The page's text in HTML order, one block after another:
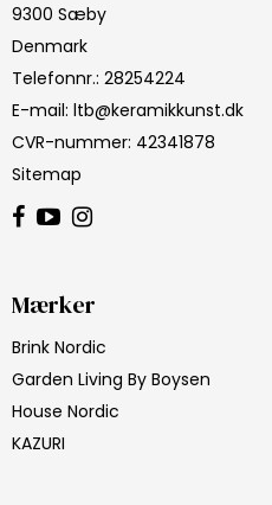
9300 Sæby
Denmark
Telefonnr.: 28254224
E-mail: ltb@keramikkunst.dk
CVR-nummer: 42341878
Sitemap
Mærker
Brink Nordic
Garden Living By Boysen
House Nordic
KAZURI